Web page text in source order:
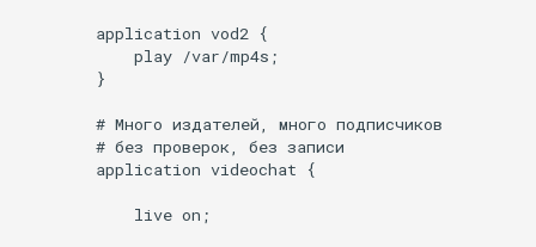
        application vod2 {
            play /var/mp4s;
        }
        # Много издателей, много подписчиков
        # без проверок, без записи
        application videochat {
            live on;